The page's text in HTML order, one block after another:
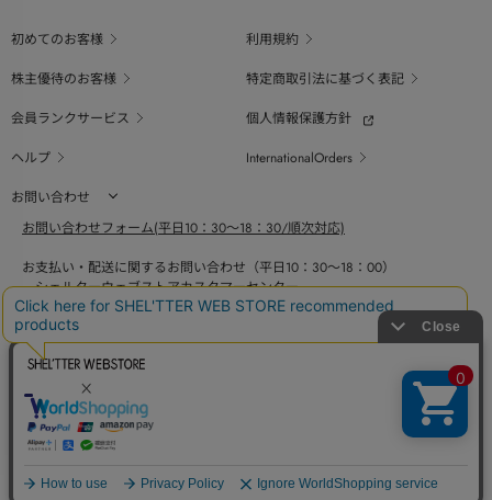
初めてのお客様
利用規約
株主優待のお客様
特定商取引法に基づく表記
会員ランクサービス
個人情報保護方針
ヘルプ
InternationalOrders
お問い合わせ
お問い合わせフォーム(平日10：30～18：30/順次対応)
お支払い・配送に関するお問い合わせ（平日10：30～18：00）
シェルターウェブストアカスタマーセンター
0800-123-6820
商品の素材、サイズ、仕様等に関するお問い合せ（平日10：30～18：00）
バロックジャパンリミテッドコールセンター
03-6730-9191
BAROQUE JAPAN LIMITED